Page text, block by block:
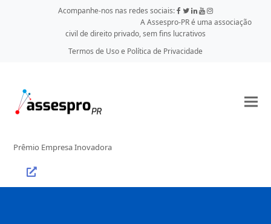
Acompanhe-nos nas redes sociais:
A Assespro-PR é uma associação
civil de direito privado, sem fins lucrativos
Termos de Uso e Política de Privacidade
Prêmio Empresa Inovadora